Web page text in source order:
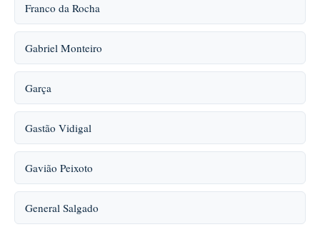
Franco da Rocha
Gabriel Monteiro
Garça
Gastão Vidigal
Gavião Peixoto
General Salgado